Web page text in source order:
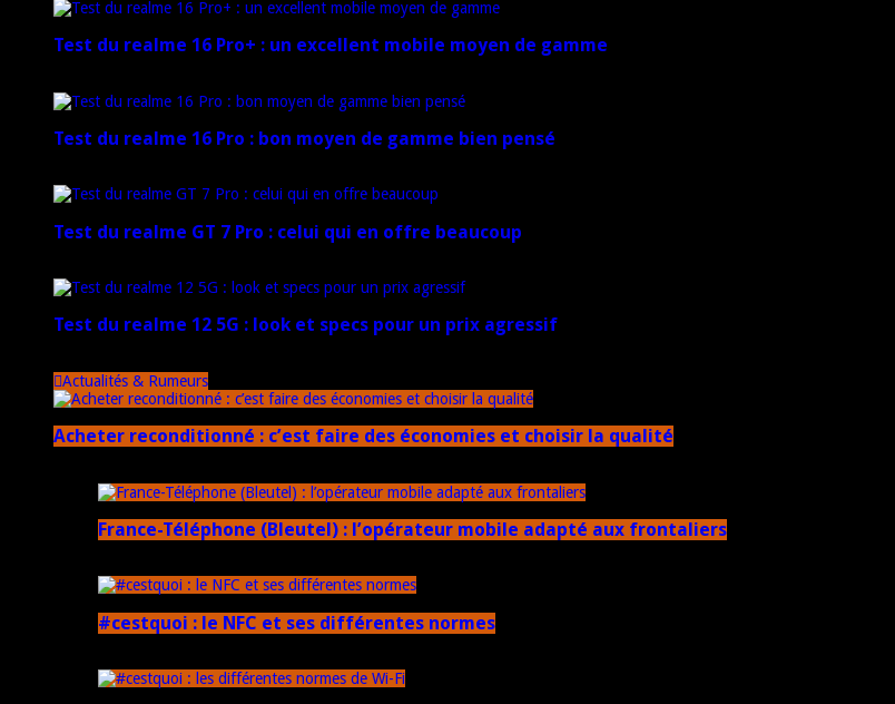
Test du realme 16 Pro+ : un excellent mobile moyen de gamme
Test du realme 16 Pro : bon moyen de gamme bien pensé
Test du realme GT 7 Pro : celui qui en offre beaucoup
Test du realme 12 5G : look et specs pour un prix agressif
Actualités & Rumeurs
Acheter reconditionné : c’est faire des économies et choisir la qualité
France-Téléphone (Bleutel) : l’opérateur mobile adapté aux frontaliers
#cestquoi : le NFC et ses différentes normes